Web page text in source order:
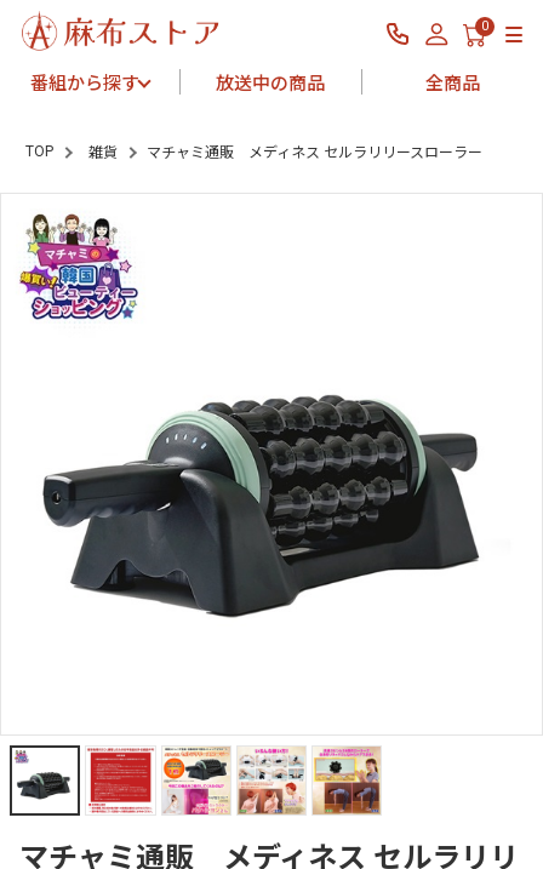
0
番組から探す 放送中の商品 全商品
TOP 雑貨 マチャミ通販 メディネス セルラリリースローラー
マチャミ通販 メディネス セルラリリ